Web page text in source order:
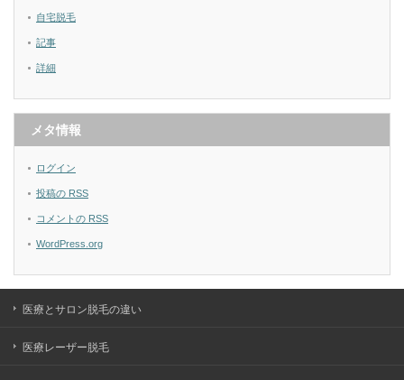
自宅脱毛
記事
詳細
メタ情報
ログイン
投稿の RSS
コメントの RSS
WordPress.org
医療とサロン脱毛の違い
医療レーザー脱毛